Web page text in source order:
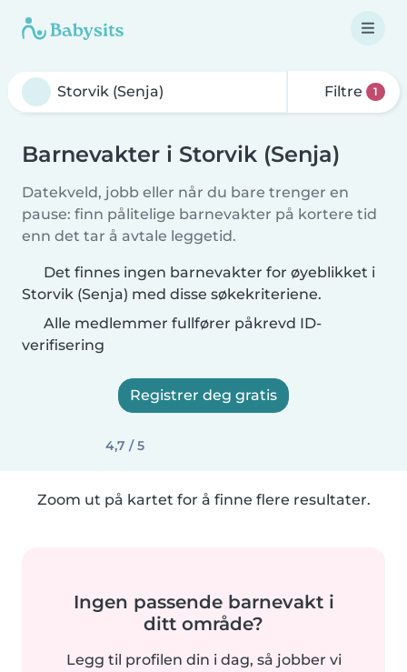
Filtre 1
Barnevakter i Storvik (Senja)
Datekveld, jobb eller når du bare trenger en
pause: finn pålitelige barnevakter på kortere tid
enn det tar å avtale leggetid.
Det finnes ingen barnevakter for øyeblikket i
Storvik (Senja) med disse søkekriteriene.
Alle medlemmer fullfører påkrevd ID-
verifisering
Registrer deg gratis
4,7 / 5
Zoom ut på kartet for å finne flere resultater.
Ingen passende barnevakt i
ditt område?
Legg til profilen din i dag, så jobber vi